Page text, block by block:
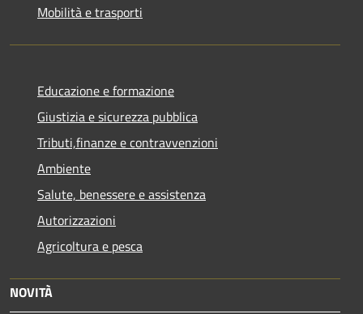
Mobilità e trasporti
Educazione e formazione
Giustizia e sicurezza pubblica
Tributi,finanze e contravvenzioni
Ambiente
Salute, benessere e assistenza
Autorizzazioni
Agricoltura e pesca
NOVITÀ